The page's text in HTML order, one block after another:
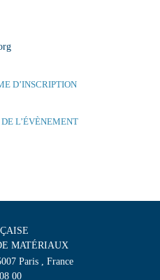
D’INSCRIPTION
L’ÉVÈNEMENT
MATÉRIAUX
Paris , France
00